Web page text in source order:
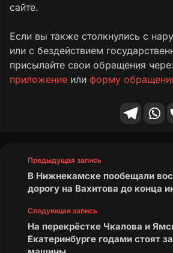
сайте.
Если вы также столкнулись с
или с бездействием
присылайте свои обращения
приложение или форму
Предыдущая запись
В Нижнекамске пообещали
дорогу на Вахитова до конца
Следующая запись
На перекрёстке Чкалова и
Екатеринбурге годами стоят